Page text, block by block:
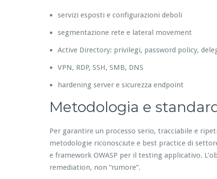
servizi esposti e configurazioni deboli
segmentazione rete e lateral movement
Active Directory: privilegi, password policy,
VPN, RDP, SSH, SMB, DNS
hardening server e sicurezza endpoint
Metodologia e
Per garantire un processo serio, tracciabile e
metodologie riconosciute e best practice di
e framework OWASP per il testing applicativo.
remediation, non “rumore”.